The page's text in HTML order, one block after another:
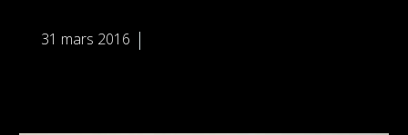
31 mars 2016